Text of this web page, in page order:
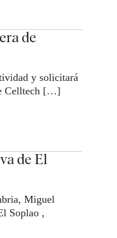
de
y solicitará
Celltech […]
de El
Miguel
Soplao ,